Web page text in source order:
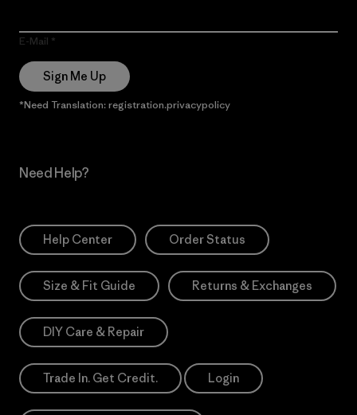
E-Mail
Sign Me Up
*Need Translation: registration.privacypolicy
Need Help?
Help Center Order Status
Size & Fit Guide Returns & Exchanges
DIY Care & Repair
Trade In. Get Credit. Login